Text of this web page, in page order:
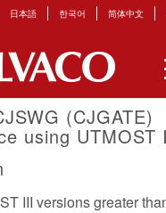
日本語 한국어 简体中文
(CJGATE)
using UTMOST
III versions greater